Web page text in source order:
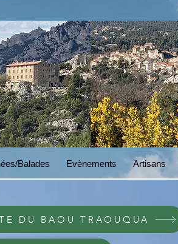
DESIGN
Read More
Balades Evènements Artisans
DU BAOU TRAOUQUA